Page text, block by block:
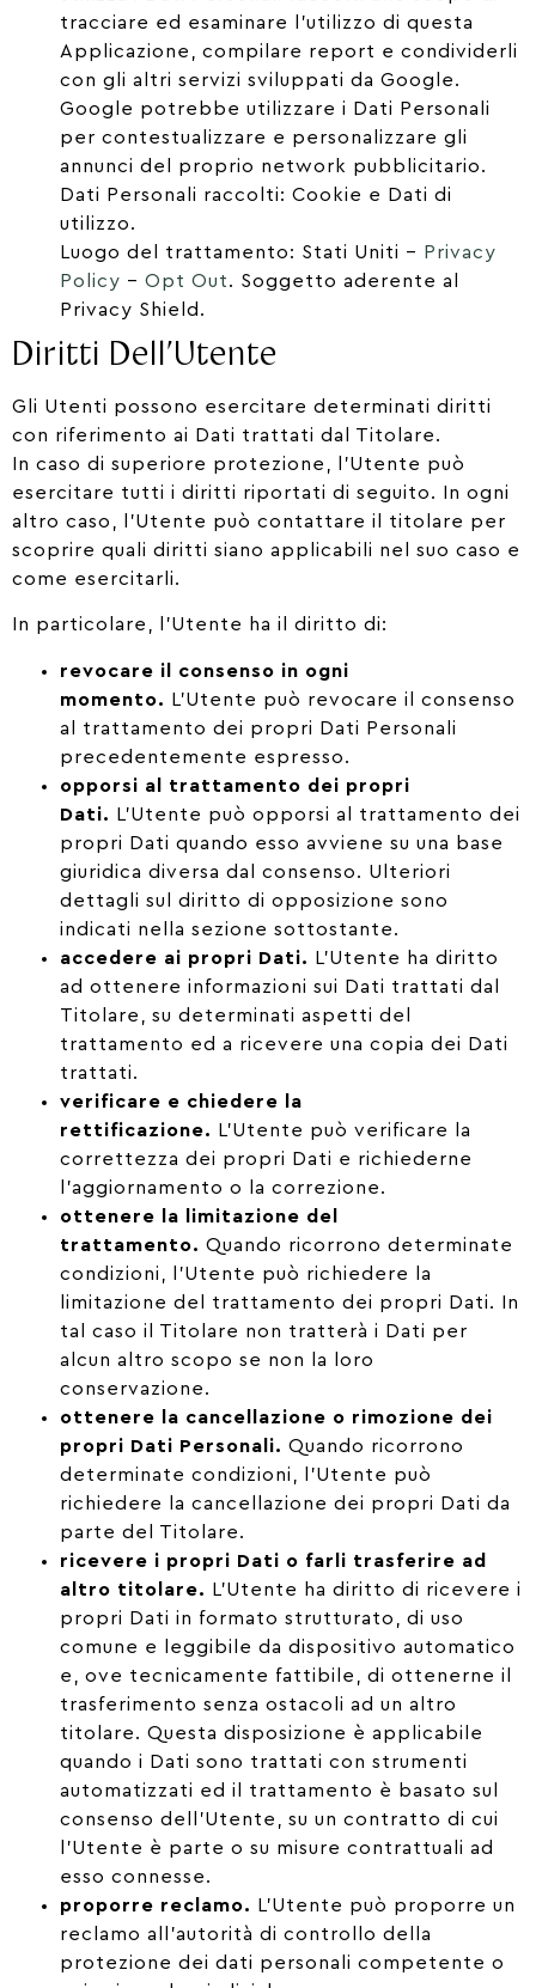
tracciare ed esaminare l’utilizzo di questa
Applicazione, compilare report e condividerli
con gli altri servizi sviluppati da Google.
Google potrebbe utilizzare i Dati Personali
per contestualizzare e personalizzare gli
annunci del proprio network pubblicitario.
Dati Personali raccolti: Cookie e Dati di
utilizzo.
Luogo del trattamento: Stati Uniti –
Privacy
Policy – Opt Out. Soggetto aderente al
Privacy Shield.
Diritti Dell’Utente
Gli Utenti possono esercitare determinati diritti
con riferimento ai Dati trattati dal Titolare.
In caso di superiore protezione, l’Utente può
esercitare tutti i diritti riportati di seguito. In ogni
altro caso, l’Utente può contattare il titolare per
scoprire quali diritti siano applicabili nel suo caso e
come esercitarli.
In particolare, l’Utente ha il diritto di:
revocare il consenso in ogni
momento.
L’Utente può revocare il consenso
al trattamento dei propri Dati Personali
precedentemente espresso.
opporsi al trattamento dei propri
Dati.
L’Utente può opporsi al trattamento dei
propri Dati quando esso avviene su una base
giuridica diversa dal consenso. Ulteriori
dettagli sul diritto di opposizione sono
indicati nella sezione sottostante.
accedere ai propri Dati.
L’Utente ha diritto
ad ottenere informazioni sui Dati trattati dal
Titolare, su determinati aspetti del
trattamento ed a ricevere una copia dei Dati
trattati.
verificare e chiedere la
rettificazione.
L’Utente può verificare la
correttezza dei propri Dati e richiederne
l’aggiornamento o la correzione.
ottenere la limitazione del
trattamento. Quando ricorrono determinate
condizioni, l’Utente può richiedere la
limitazione del trattamento dei propri Dati. In
tal caso il Titolare non tratterà i Dati per
alcun altro scopo se non la loro
conservazione.
ottenere la cancellazione o rimozione dei
propri Dati Personali. Quando ricorrono
determinate condizioni, l’Utente può
richiedere la cancellazione dei propri Dati da
parte del Titolare.
ricevere i propri Dati o farli trasferire ad
altro titolare.
L’Utente ha diritto di ricevere i
propri Dati in formato strutturato, di uso
comune e leggibile da dispositivo automatico
e, ove tecnicamente fattibile, di ottenerne il
trasferimento senza ostacoli ad un altro
titolare. Questa disposizione è applicabile
quando i Dati sono trattati con strumenti
automatizzati ed il trattamento è basato sul
consenso dell’Utente, su un contratto di cui
l’Utente è parte o su misure contrattuali ad
esso connesse.
proporre reclamo.
L’Utente può proporre un
reclamo all’autorità di controllo della
protezione dei dati personali competente o